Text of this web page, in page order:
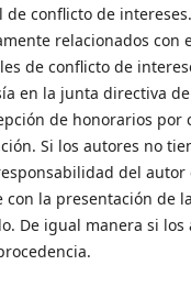
conflicto de
relacionados
de conflicto de
en la junta directiva
de honorarios
Si los autores no
del
la presentación de
De igual manera si